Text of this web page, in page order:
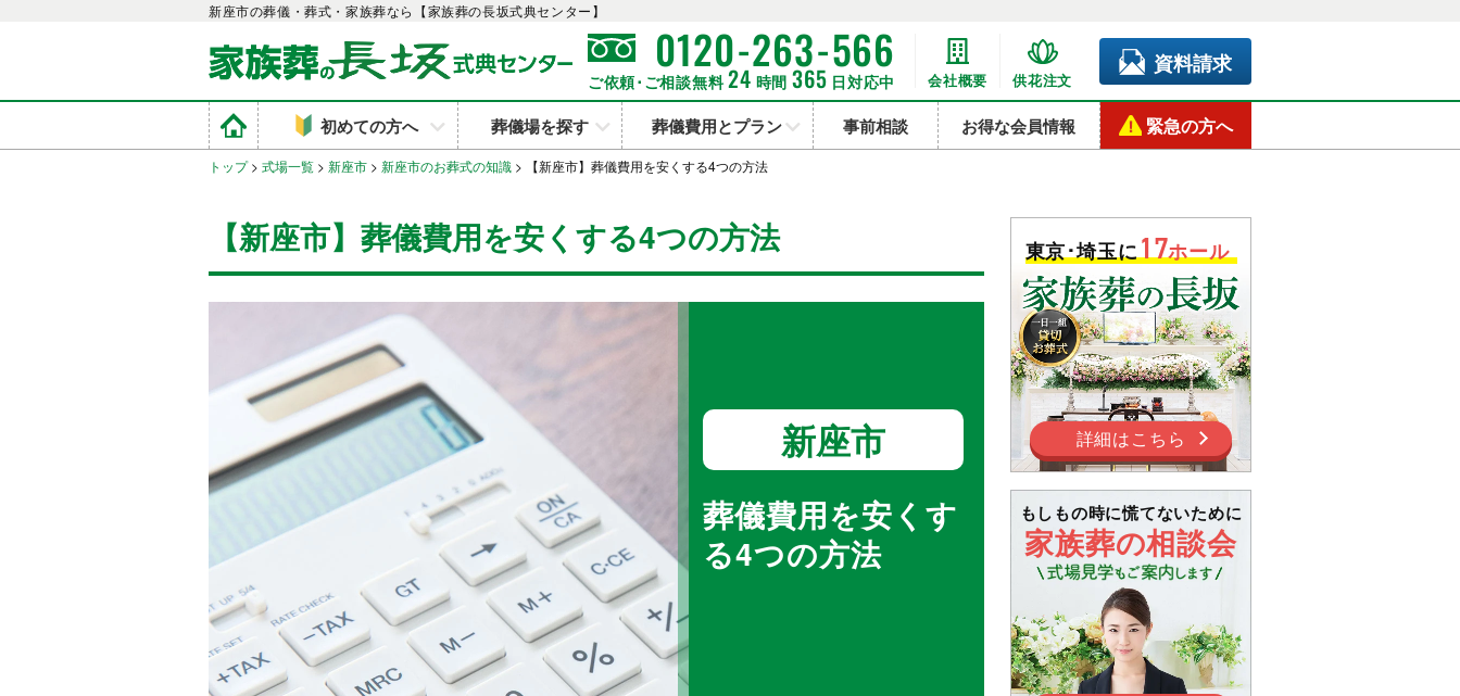
新座市の葬儀・葬式・家族葬なら【家族葬の長坂式典センター】
0120-263-566
ご依頼･ご相談無料 24 時間 365 日対応中 会社概要 供花注文
資料請求
初めての方へ 葬儀場を探す 葬儀費用とプラン 事前相談 お得な会員情報 緊急の方へ
トップ > 式場一覧 > 新座市 > 新座市のお葬式の知識 > 【新座市】葬儀費用を安くする4つの方法
【新座市】葬儀費用を安くする4つの方法
新座市
葬儀費用を安くす
る4つの方法
東京･埼玉に17ホール
詳細はこちら
もしもの時に慌てないために
家族葬の相談会